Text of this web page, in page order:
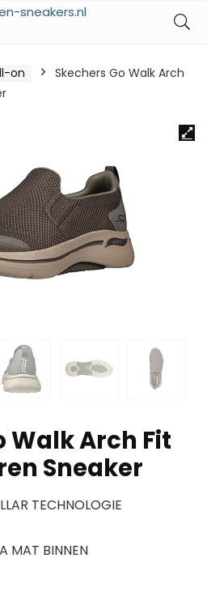
on
Skechers Go Walk Arch
Walk Arch Fit
Sneaker
TECHNOLOGIE
MAT BINNEN